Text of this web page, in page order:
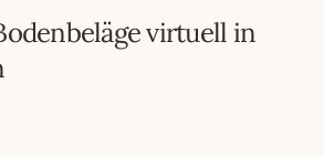
virtuell in